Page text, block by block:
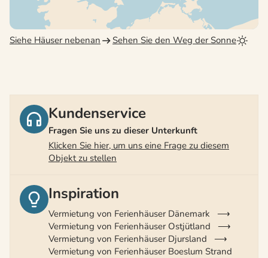
Siehe Häuser nebenan Sehen Sie den Weg der Sonne
Kundenservice
Fragen Sie uns zu dieser Unterkunft
Klicken Sie hier, um uns eine Frage zu diesem
Objekt zu stellen
Inspiration
Vermietung von Ferienhäuser Dänemark
Vermietung von Ferienhäuser Ostjütland
Vermietung von Ferienhäuser Djursland
Vermietung von Ferienhäuser Boeslum Strand